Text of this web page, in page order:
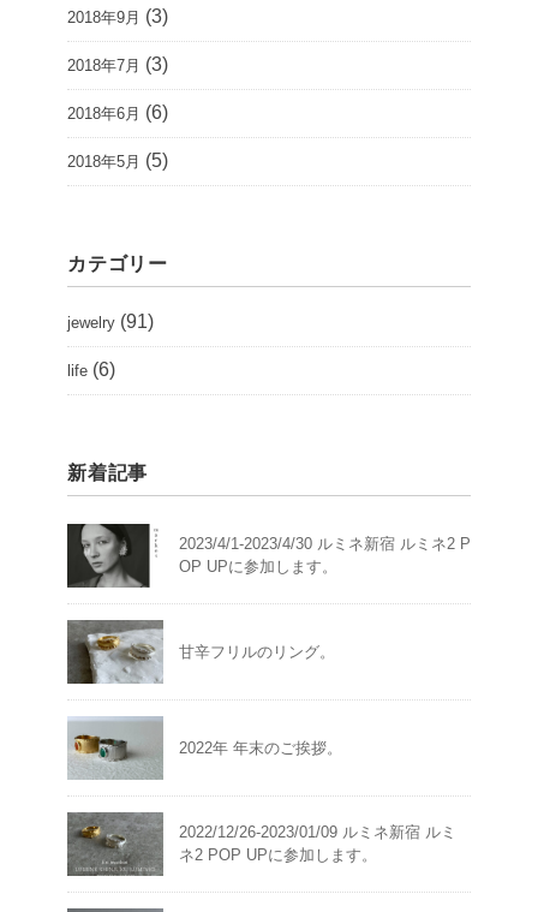
2018年9月 (3)
2018年7月 (3)
2018年6月 (6)
2018年5月 (5)
カテゴリー
jewelry (91)
life (6)
新着記事
2023/4/1-2023/4/30 ルミネ新宿 ルミネ2 P
OP UPに参加します。
甘辛フリルのリング。
2022年 年末のご挨拶。
2022/12/26-2023/01/09 ルミネ新宿 ルミ
ネ2 POP UPに参加します。